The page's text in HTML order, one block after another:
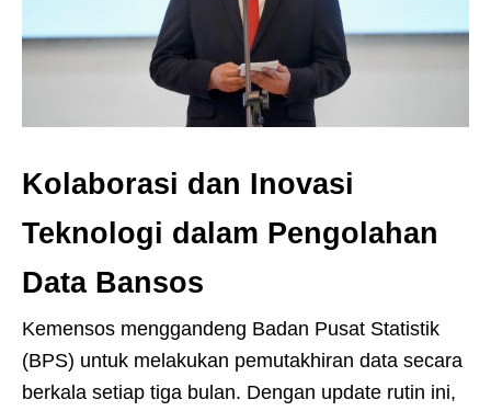
Kolaborasi dan Inovasi
Teknologi dalam Pengolahan
Data Bansos
Kemensos menggandeng Badan Pusat Statistik
(BPS) untuk melakukan pemutakhiran data secara
berkala setiap tiga bulan. Dengan update rutin ini,